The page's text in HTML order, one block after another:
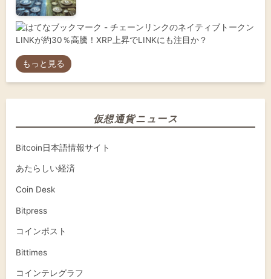
もっと見る
仮想通貨ニュース
Bitcoin日本語情報サイト
あたらしい経済
Coin Desk
Bitpress
コインポスト
Bittimes
コインテレグラフ